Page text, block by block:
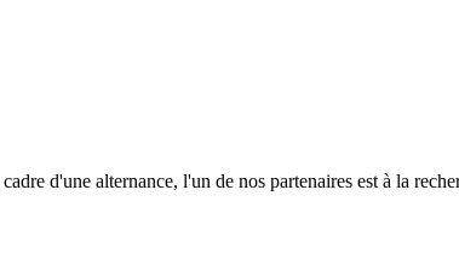
d'une alternance, l'un de nos partenaires est à la